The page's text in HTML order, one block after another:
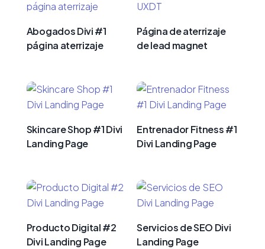
Abogados Divi #1
página aterrizaje
Página de aterrizaje
de lead magnet
Skincare Shop #1 Divi
Landing Page
Entrenador Fitness #1
Divi Landing Page
Producto Digital #2
Divi Landing Page
Servicios de SEO Divi
Landing Page